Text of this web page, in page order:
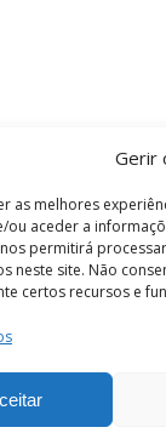
Gerir
as melhores
ou aceder a
permitirá
neste site. Não
certos recursos e
Coimbra .